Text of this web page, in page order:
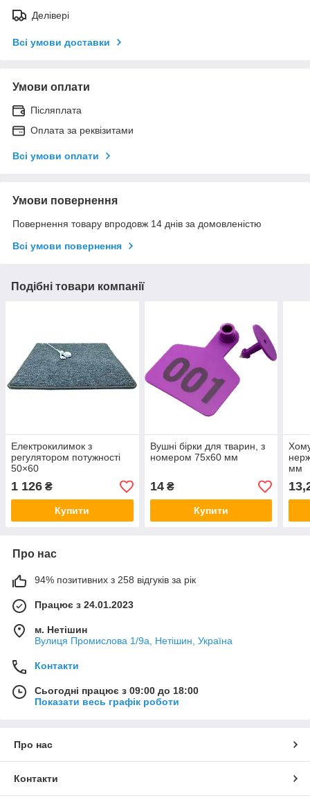
Делівері
Всі умови доставки
Умови оплати
Післяплата
Оплата за реквізитами
Всі умови оплати
Умови повернення
Повернення товару впродовж 14 днів за домовленістю
Всі умови повернення
Подібні товари компанії
Електрокилимок з
регулятором потужності
50×60
1 126 ₴
Купити
Вушні бірки для тварин, з
номером 75х60 мм
14₴
Купити
мм
Про нас
94% позитивних з 258 відгуків за рік
Працює з 24.01.2023
м. Нетішин
Вулиця Промислова 1/9а, Нетішин, Україна
Контакти
Сьогодні працює з 09:00 до 18:00
Показати весь графік роботи
Про нас
Контакти